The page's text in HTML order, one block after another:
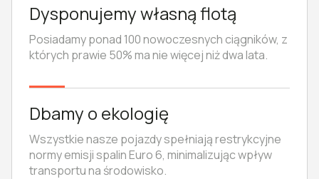
Dysponujemy własną flotą
Posiadamy ponad 100 nowoczesnych ciągników, z
których prawie 50% ma nie więcej niż dwa lata.
Dbamy o ekologię
Wszystkie nasze pojazdy spełniają restrykcyjne
normy emisji spalin Euro 6, minimalizując wpływ
transportu na środowisko.